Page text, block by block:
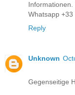
Whatsapp
Reply
Unknown
Gegenseitige